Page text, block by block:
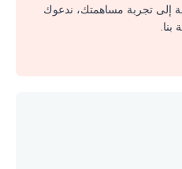
إلى تجربة مساهمتك، ندعوك
بنا.